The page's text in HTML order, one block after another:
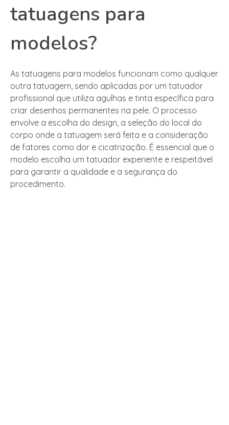
tatuagens para
modelos?
As tatuagens para modelos funcionam como qualquer
outra tatuagem, sendo aplicadas por um tatuador
profissional que utiliza agulhas e tinta específica para
criar desenhos permanentes na pele. O processo
envolve a escolha do design, a seleção do local do
corpo onde a tatuagem será feita e a consideração
de fatores como dor e cicatrização. É essencial que o
modelo escolha um tatuador experiente e respeitável
para garantir a qualidade e a segurança do
procedimento.